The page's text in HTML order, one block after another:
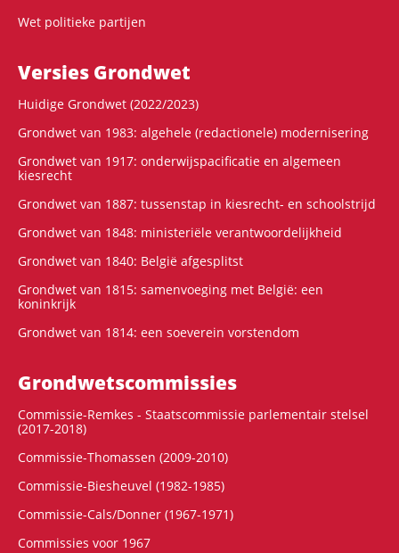
Wet politieke partijen
Versies Grondwet
Huidige Grondwet (2022/2023)
Grondwet van 1983: algehele (redactionele) modernisering
Grondwet van 1917: onderwijspacificatie en algemeen
kiesrecht
Grondwet van 1887: tussenstap in kiesrecht- en schoolstrijd
Grondwet van 1848: ministeriële verantwoordelijkheid
Grondwet van 1840: België afgesplitst
Grondwet van 1815: samenvoeging met België: een
koninkrijk
Grondwet van 1814: een soeverein vorstendom
Grondwets­commissies
Commissie-Remkes - Staatscommissie parlementair stelsel
(2017-2018)
Commissie-Thomassen (2009-2010)
Commissie-Biesheuvel (1982-1985)
Commissie-Cals/Donner (1967-1971)
Commissies voor 1967